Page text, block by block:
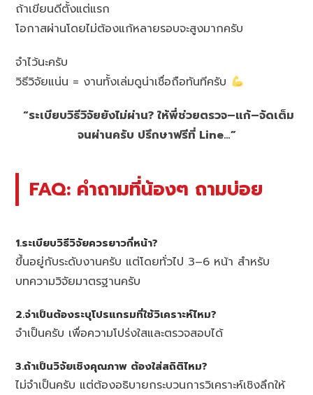
ถ้าเขียนดีตั้งแต่แรก
โอกาสผ่านโดยไม่ต้องแก้หลายรอบจะสูงมากครับ
จำไว้นะครับ
วิธีวิจัยแน่น = งานทั้งเล่มดูน่าเชื่อถือทันทีครับ
“ระเบียบวิธีวิจัยยังไม่ผ่าน? ให้พี่ช่วยตรวจ–แก้–จัดเต็ม
จนผ่านครับ ปรึกษาฟรีที่ Line…”
FAQ: คำถามที่น้องๆ ถามบ่อย
1.ระเบียบวิธีวิจัยควรยาวกี่หน้า?
ขึ้นอยู่กับระดับงานครับ แต่โดยทั่วไป 3–6 หน้า สำหรับ
บทความวิจัยมาตรฐานครับ
2.จำเป็นต้องระบุโปรแกรมที่ใช้วิเคราะห์ไหม?
จำเป็นครับ เพื่อความโปร่งใสและตรวจสอบได้
3.ถ้าเป็นวิจัยเชิงคุณภาพ ต้องใส่สถิติไหม?
ไม่จำเป็นครับ แต่ต้องอธิบายกระบวนการวิเคราะห์เชิงลึกให้